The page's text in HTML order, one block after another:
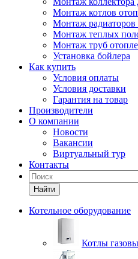
Монтаж котлов
Монтаж радиаторов
Монтаж теплых
Монтаж труб
Установка бойлера
Как купить
Условия оплаты
Условия доставки
Гарантия на товар
Производители
О компании
Новости
Вакансии
Виртуальный тур
Контакты
Найти
Котельное оборудование
Котлы